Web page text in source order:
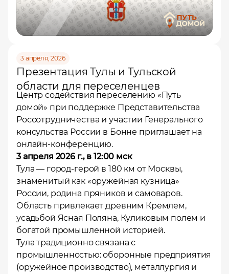
3 апреля, 2026
Презентация Тулы и Тульской
области для переселенцев
Центр содействия переселению «Путь
домой» при поддержке Представительства
Россотрудничества и участии Генерального
консульства России в Бонне приглашает на
онлайн-конференцию.
3 апреля 2026 г., в 12:00 мск
Тула — город-герой в 180 км от Москвы,
знаменитый как «оружейная кузница»
России, родина пряников и самоваров.
Область привлекает древним Кремлем,
усадьбой Ясная Поляна, Куликовым полем и
богатой промышленной историей.
Тула традиционно связана с
промышленностью: оборонные предприятия
(оружейное производство), металлургия и